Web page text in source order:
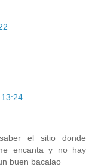
el sitio donde
encanta y no hay
buen bacalao